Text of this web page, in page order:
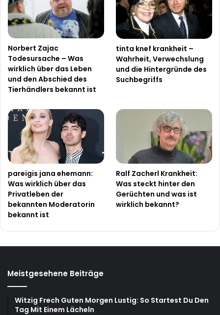
Norbert Zajac
Todesursache – Was
wirklich über das Leben
und den Abschied des
Tierhändlers bekannt ist
tinta knef krankheit –
Wahrheit, Verwechslung
und die Hintergründe des
Suchbegriffs
pareigis jana ehemann:
Was wirklich über das
Privatleben der
bekannten Moderatorin
bekannt ist
Ralf Zacherl Krankheit:
Was steckt hinter den
Gerüchten und was ist
wirklich bekannt?
Meistgesehene Beiträge
Witzig Frech Guten Morgen Lustig: So Startest Du Den
Tag Mit Einem Lächeln